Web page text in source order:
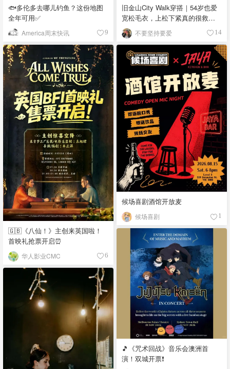
🐟多伦多去哪儿钓鱼？这份地图
全年可用✅
America周末快讯 9
旧金山City Walk穿搭｜54岁也爱
宽松毛衣，上松下紧真的很救比
例
不要坚持要爱 14
🇬🇧《八仙！》主创来英国啦！
首映礼抢票开启⏰
华人影业CMC 6
候场喜剧酒馆开放麦
候场喜剧 1
🎵《咒术回战》音乐会澳洲首
演！双城开票❗️